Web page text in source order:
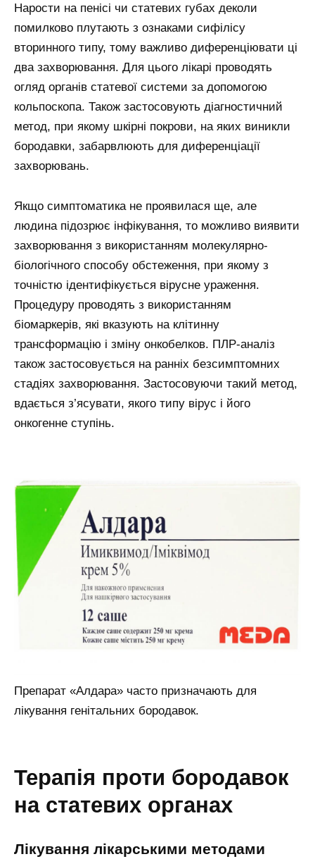
Нарости на пенісі чи статевих губах деколи
помилково плутають з ознаками сифілісу
вторинного типу, тому важливо диференціювати ці
два захворювання. Для цього лікарі проводять
огляд органів статевої системи за допомогою
кольпоскопа. Також застосовують діагностичний
метод, при якому шкірні покрови, на яких виникли
бородавки, забарвлюють для диференціації
захворювань.
Якщо симптоматика не проявилася ще, але
людина підозрює інфікування, то можливо виявити
захворювання з використанням молекулярно-
біологічного способу обстеження, при якому з
точністю ідентифікується вірусне ураження.
Процедуру проводять з використанням
біомаркерів, які вказують на клітинну
трансформацію і зміну онкобелков. ПЛР-аналіз
також застосовується на ранніх безсимптомних
стадіях захворювання. Застосовуючи такий метод,
вдається з’ясувати, якого типу вірус і його
онкогенне ступінь.
Препарат «Алдара» часто призначають для
лікування генітальних бородавок.
терапія проти бородавок
на статевих органах
лікування лікарськими методами